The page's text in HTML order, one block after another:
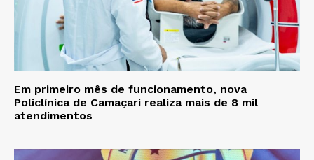
Em primeiro mês de funcionamento, nova
Policlínica de Camaçari realiza mais de 8 mil
atendimentos